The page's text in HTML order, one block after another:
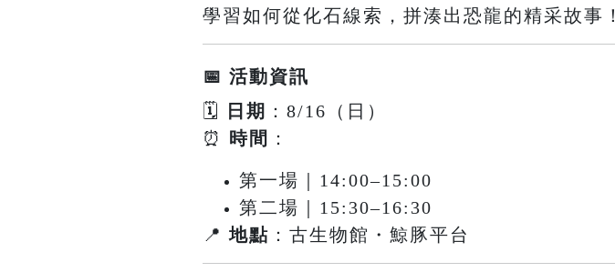
學習如何從化石線索，拼湊出恐龍的精采故事！
📅 活動資訊
🗓
日期 ：8/16（日）
⏰
時間 ：
第一場｜14:00–15:00
第二場｜15:30–16:30
📍地點 ：古生物館・鯨豚平台